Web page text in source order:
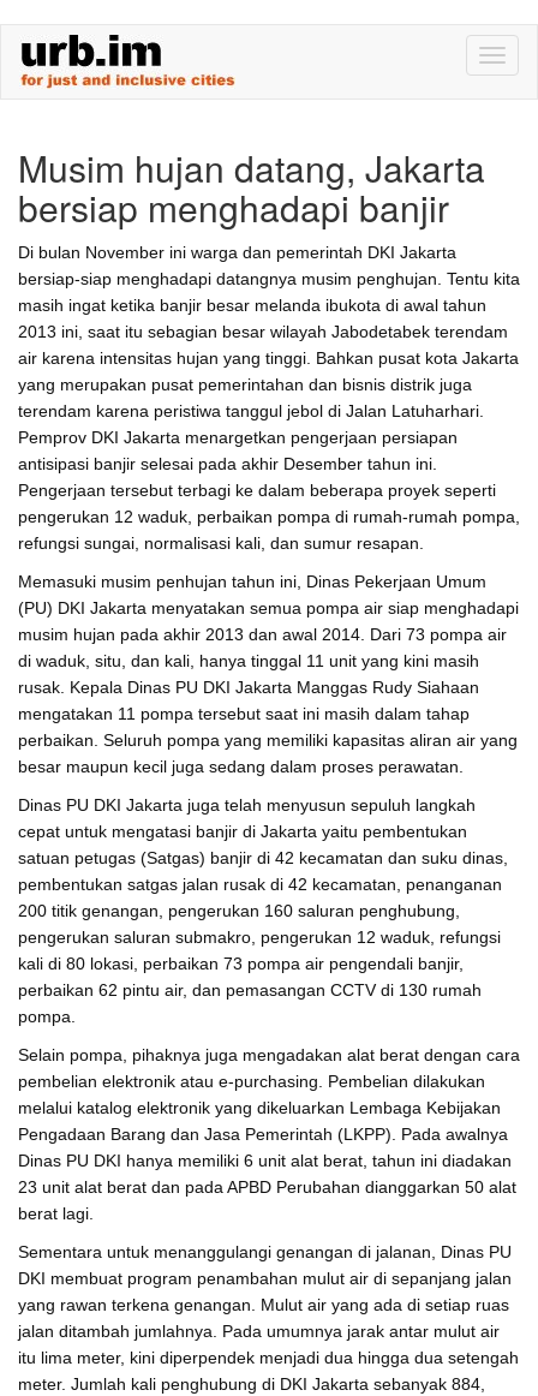
main
Musim hujan datang, Jakarta
bersiap menghadapi banjir
Di bulan November ini warga dan pemerintah DKI Jakarta
bersiap-siap menghadapi datangnya musim penghujan. Tentu kita
masih ingat ketika banjir besar melanda ibukota di awal tahun
2013 ini, saat itu sebagian besar wilayah Jabodetabek terendam
air karena intensitas hujan yang tinggi. Bahkan pusat kota Jakarta
yang merupakan pusat pemerintahan dan bisnis distrik juga
terendam karena peristiwa tanggul jebol di Jalan Latuharhari.
Pemprov DKI Jakarta menargetkan pengerjaan persiapan
antisipasi banjir selesai pada akhir Desember tahun ini.
Pengerjaan tersebut terbagi ke dalam beberapa proyek seperti
pengerukan 12 waduk, perbaikan pompa di rumah-rumah pompa,
refungsi sungai, normalisasi kali, dan sumur resapan.
Memasuki musim penhujan tahun ini, Dinas Pekerjaan Umum
(PU) DKI Jakarta menyatakan semua pompa air siap menghadapi
musim hujan pada akhir 2013 dan awal 2014. Dari 73 pompa air
di waduk, situ, dan kali, hanya tinggal 11 unit yang kini masih
rusak. Kepala Dinas PU DKI Jakarta Manggas Rudy Siahaan
mengatakan 11 pompa tersebut saat ini masih dalam tahap
perbaikan. Seluruh pompa yang memiliki kapasitas aliran air yang
besar maupun kecil juga sedang dalam proses perawatan.
Dinas PU DKI Jakarta juga telah menyusun sepuluh langkah
cepat untuk mengatasi banjir di Jakarta yaitu pembentukan
satuan petugas (Satgas) banjir di 42 kecamatan dan suku dinas,
pembentukan satgas jalan rusak di 42 kecamatan, penanganan
200 titik genangan, pengerukan 160 saluran penghubung,
pengerukan saluran submakro, pengerukan 12 waduk, refungsi
kali di 80 lokasi, perbaikan 73 pompa air pengendali banjir,
perbaikan 62 pintu air, dan pemasangan CCTV di 130 rumah
pompa.
Selain pompa, pihaknya juga mengadakan alat berat dengan cara
pembelian elektronik atau e-purchasing. Pembelian dilakukan
melalui katalog elektronik yang dikeluarkan Lembaga Kebijakan
Pengadaan Barang dan Jasa Pemerintah (LKPP). Pada awalnya
Dinas PU DKI hanya memiliki 6 unit alat berat, tahun ini diadakan
23 unit alat berat dan pada APBD Perubahan dianggarkan 50 alat
berat lagi.
Sementara untuk menanggulangi genangan di jalanan, Dinas PU
DKI membuat program penambahan mulut air di sepanjang jalan
yang rawan terkena genangan. Mulut air yang ada di setiap ruas
jalan ditambah jumlahnya. Pada umumnya jarak antar mulut air
itu lima meter, kini diperpendek menjadi dua hingga dua setengah
meter. Jumlah kali penghubung di DKI Jakarta sebanyak 884,